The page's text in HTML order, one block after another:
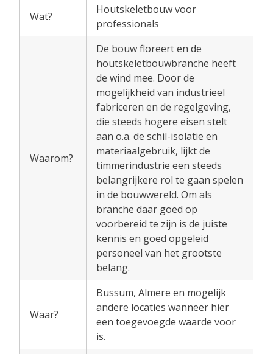
Wat?
Houtskeletbouw voor
professionals
Waarom?
De bouw floreert en de
houtskeletbouwbranche heeft
de wind mee. Door de
mogelijkheid van industrieel
fabriceren en de regelgeving,
die steeds hogere eisen stelt
aan o.a. de schil-isolatie en
materiaalgebruik, lijkt de
timmerindustrie een steeds
belangrijkere rol te gaan spelen
in de bouwwereld. Om als
branche daar goed op
voorbereid te zijn is de juiste
kennis en goed opgeleid
personeel van het grootste
belang.
Waar?
Bussum, Almere en mogelijk
andere locaties wanneer hier
een toegevoegde waarde voor
is.